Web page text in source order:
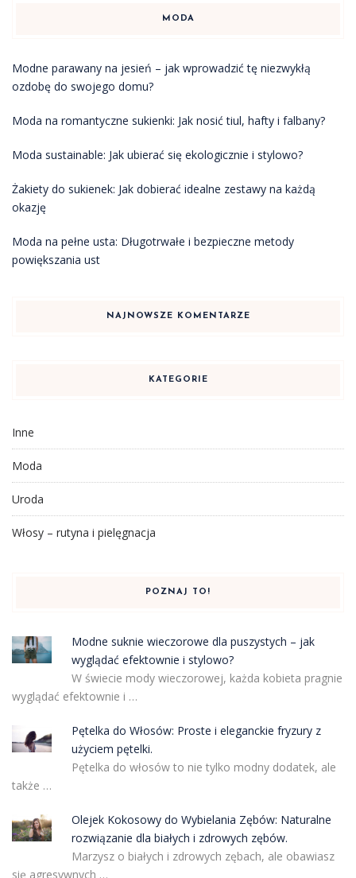
MODA
Modne parawany na jesień – jak wprowadzić tę niezwykłą
ozdobę do swojego domu?
Moda na romantyczne sukienki: Jak nosić tiul, hafty i falbany?
Moda sustainable: Jak ubierać się ekologicznie i stylowo?
Żakiety do sukienek: Jak dobierać idealne zestawy na każdą
okazję
Moda na pełne usta: Długotrwałe i bezpieczne metody
powiększania ust
NAJNOWSZE KOMENTARZE
KATEGORIE
Inne
Moda
Uroda
Włosy – rutyna i pielęgnacja
POZNAJ TO!
Modne suknie wieczorowe dla puszystych – jak
wyglądać efektownie i stylowo?
W świecie mody wieczorowej, każda kobieta pragnie
wyglądać efektownie i …
Pętelka do Włosów: Proste i eleganckie fryzury z
użyciem pętelki.
Pętelka do włosów to nie tylko modny dodatek, ale
także …
Olejek Kokosowy do Wybielania Zębów: Naturalne
rozwiązanie dla białych i zdrowych zębów.
Marzysz o białych i zdrowych zębach, ale obawiasz
się agresywnych …